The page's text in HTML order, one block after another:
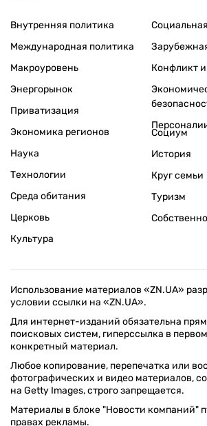
Внутренняя политика
Международная политика
Макроуровень
Энергорынок
Приватизация
Экономика регионов
Конфликт
Наука
Технологии
Среда обитания
Церковь
Культура
Социум
История
Круг семьи
Туризм
Использование материалов «ZN.UA»
условии ссылки на «ZN.UA».
Для интернет-изданий обязательна
поисковых систем, гиперссылка в
конкретный материал.
Любое копирование, перепечатка или
фотографических и видео материалов,
на Getty Images, строго запрещается.
Материалы в блоке "Новости компаний"
правах рекламы.